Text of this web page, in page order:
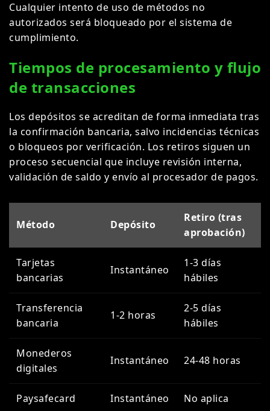
Cualquier intento de uso de métodos no
autorizados será bloqueado por el sistema de
cumplimiento.
Tiempos de procesamiento y flujo
de transacciones
Los depósitos se acreditan de forma inmediata tras
la confirmación bancaria, salvo incidencias técnicas
o bloqueos por verificación. Los retiros siguen un
proceso secuencial que incluye revisión interna,
validación de saldo y envío al procesador de pagos.
Método Depósito
Retiro (tras
aprobación)
Tarjetas
bancarias
Instantáneo
1-3 días
hábiles
Transferencia
bancaria
1-2 horas
2-5 días
hábiles
Monederos
digitales
Instantáneo 24-48 horas
Paysafecard Instantáneo No aplica